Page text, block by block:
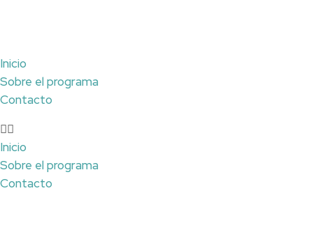
Inicio
Sobre el programa
Contacto
Inicio
Sobre el programa
Contacto